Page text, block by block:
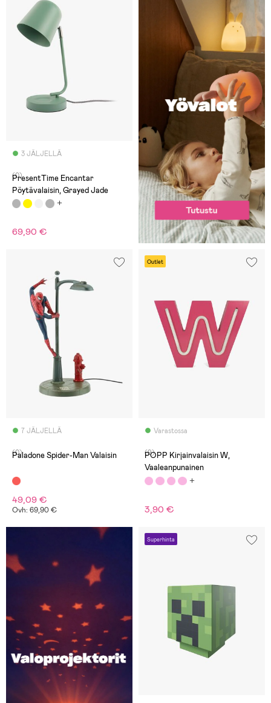
3 JÄLJELLÄ
(0)
PresentTime Encantar
Pöytävalaisin, Grayed Jade
69,90 €
7 JÄLJELLÄ
(0)
Paladone Spider-Man Valaisin
49,09 €
Ovh: 69,90 €
Outlet
Varastossa
(9)
POPP Kirjainvalaisin W,
Vaaleanpunainen
3,90 €
Superhinta